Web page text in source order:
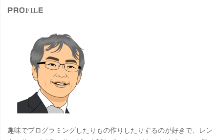
PROFILE
趣味でプログラミングしたりもの作りしたりするのが好きで、レン